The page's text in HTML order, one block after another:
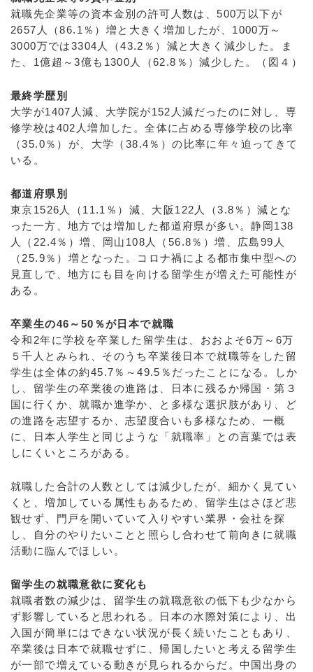
就職先企業等の資本金別の許可人数は、500万以下が
2657人（86.1％）増と大きく増加したが、1000万～
3000万では3304人（43.2％）減と大きく減少した。ま
た、1億超～3億も1300人（62.8％）減少した。（図４）
最終学歴別
大学が1407人減、大学院が152人減だったのに対し、専
修学校は402人増加した。全体に占める専修学校の比率
（35.0％）が、大学（38.4％）の比率に年々迫ってきて
いる。
都道府県別
東京1526人（11.1％）減、大阪122人（3.8％）減とな
った一方、地方では増加した都道府県が多い。静岡138
人（22.4％）増、岡山108人（56.8％）増、広島99人
（25.9％）増となった。コロナ禍による都市集中型への
見直しで、地方にも目を向ける留学生が増えた可能性が
ある。
卒業生の46～50％が日本で就職
令和2年に学校を卒業した留学生は、おおよそ6万～6万
５千人とみられ、そのうち卒業後日本で就職等をした留
学生は全体の約45.7％～49.5％だったことになる。しか
し、留学生の卒業後の進路は、日本に残るか帰国・第３
国に行くか、就職か進学か、と多様な選択肢があり、ど
の進路を志望するか、志望度合いも多様なため、一概
に、日本人学生と同じような「就職率」との言葉では表
しにくいところがある。
就職した合計の人数としては減少したが、細かく見てい
くと、増加している属性もあるため、留学生はさほど悲
観せず、門戸を開いていて入りやすい業界・会社を探
し、自分のやりたいことと照らし合わせて前向きに就職
活動に臨んでほしい。
留学生の就職意欲に変化も
就職者数の減少は、留学生の就職意欲の低下も少なから
ず影響していると思われる。日本の水際対策により、出
入国が簡単にはできない状況が長く続いたこともあり、
卒業後は日本で就職せずに、帰国したいと考える留学生
が一部で増えている動きが見られるからだ。中国出身の